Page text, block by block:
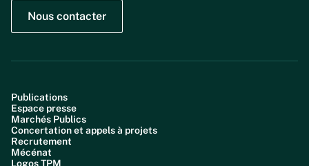
Nous contacter
Publications
Espace presse
Marchés Publics
Concertation et appels à projets
Recrutement
Mécénat
Logos TPM